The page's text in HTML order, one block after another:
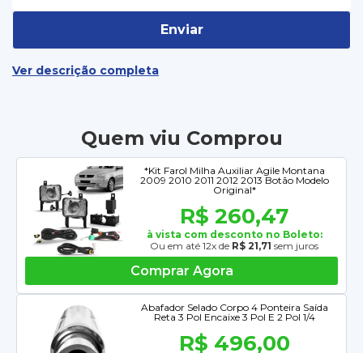
Enviar
Ver descrição completa
Quem viu Comprou
*Kit Farol Milha Auxiliar Agile Montana
2009 2010 2011 2012 2013 Botão Modelo
Original*
R$ 260,47
à vista com desconto no Boleto:
Ou em até 12x de R$ 21,71 sem juros
Comprar Agora
Abafador Selado Corpo 4 Ponteira Saída
Reta 3 Pol Encaixe 3 Pol E 2 Pol 1/4
R$ 496,00